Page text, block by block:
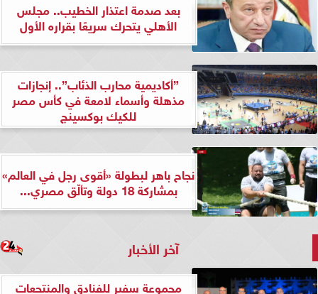
بعد صدمة اعتذار الخطيب.. مجلس
الأهلي يتحرك سريعًا بقراره الأول
”أكاديمية محارب الذئاب”.. إنجازات
مذهلة وأسماء لامعة في كأس مصر
للكيك بوكسينج
نجاح باهر لبطولة «أقوى رجل في العالم»
بمشاركة 18 دولة وتألّق مصري...
آخر الأخبار
مجموعة سفير للفنادق والمنتجعات